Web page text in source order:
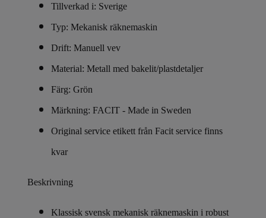
Tillverkad i: Sverige
Typ: Mekanisk räknemaskin
Drift: Manuell vev
Material: Metall med bakelit/plastdetaljer
Färg: Grön
Märkning: FACIT - Made in Sweden
Original service etikett från Facit service finns
kvar
Beskrivning
Klassisk svensk mekanisk räknemaskin i robust